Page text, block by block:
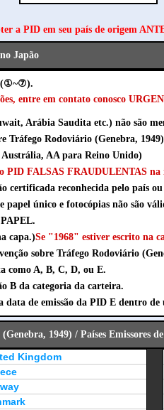
a PID em seu país de origem
Japão
(①~⑦).
entre em contato conosco
Arábia Saudita etc.) não são
Tráfego Rodoviário (Genebra,
AA para Reino Unido)
PID FALSAS FRAUDULENTAS
certificada reconhecida pelo país
único e fotocópias não são
capa.)Se "1968" estiver escrito na
sobre Tráfego Rodoviário
como A, B, C, D, ou E.
B da categoria da carteira.
de emissão da PID E dentro
1949) / Países Emissores
Kingdom